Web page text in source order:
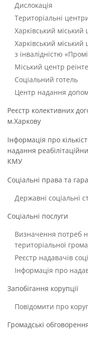
Дислокація
Територіальні
Харківський міський
Харківський міський
з інвалідністю
Міський центр
Соціальний готель
Центр надання
Реєстр колективних
м.Харкову
Інформація про
надання
КМУ
Соціальні права та
Державні соціальні
Соціальні послуги
Визначення потреб
територіальної
Реєстр надавачів
Інформація про
Запобігання корупції
Повідомити про
Громадські